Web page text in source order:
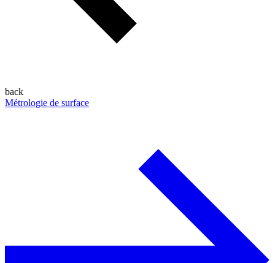
back
Métrologie de surface